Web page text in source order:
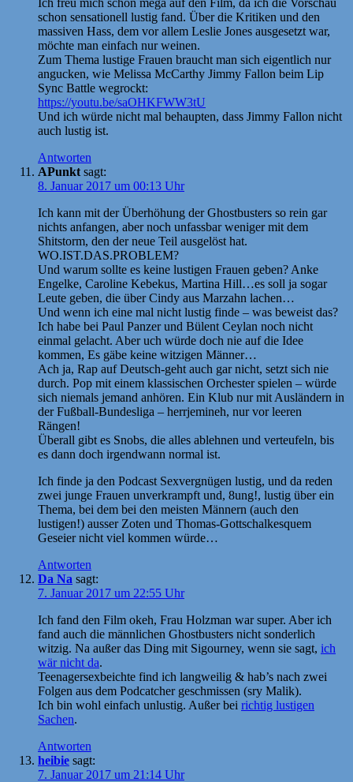
schon sensationell lustig fand. Über die Kritiken und den
massiven Hass, dem vor allem Leslie Jones ausgesetzt war,
möchte man einfach nur weinen.
Zum Thema lustige Frauen braucht man sich eigentlich nur
angucken, wie Melissa McCarthy Jimmy Fallon beim Lip
Sync Battle wegrockt:
https://youtu.be/saOHKFWW3tU
Und ich würde nicht mal behaupten, dass Jimmy Fallon nicht
auch lustig ist.
Antworten
APunkt sagt:
8. Januar 2017 um 00:13 Uhr
Ich kann mit der Überhöhung der Ghostbusters so rein gar
nichts anfangen, aber noch unfassbar weniger mit dem
Shitstorm, den der neue Teil ausgelöst hat.
WO.IST.DAS.PROBLEM?
Und warum sollte es keine lustigen Frauen geben? Anke
Engelke, Caroline Kebekus, Martina Hill…es soll ja sogar
Leute geben, die über Cindy aus Marzahn lachen…
Und wenn ich eine mal nicht lustig finde – was beweist das?
Ich habe bei Paul Panzer und Bülent Ceylan noch nicht
einmal gelacht. Aber uch würde doch nie auf die Idee
kommen, Es gäbe keine witzigen Männer…
Ach ja, Rap auf Deutsch-geht auch gar nicht, setzt sich nie
durch. Pop mit einem klassischen Orchester spielen – würde
sich niemals jemand anhören. Ein Klub nur mit Ausländern in
der Fußball-Bundesliga – herrjemineh, nur vor leeren
Rängen!
Überall gibt es Snobs, die alles ablehnen und verteufeln, bis
es dann doch irgendwann normal ist.
Ich finde ja den Podcast Sexvergnügen lustig, und da reden
zwei junge Frauen unverkrampft und, 8ung!, lustig über ein
Thema, bei dem bei den meisten Männern (auch den
lustigen!) ausser Zoten und Thomas-Gottschalkesquem
Geseier nicht viel kommen würde…
Antworten
Da Na sagt:
7. Januar 2017 um 22:55 Uhr
Ich fand den Film okeh, Frau Holzman war super. Aber ich
fand auch die männlichen Ghostbusters nicht sonderlich
witzig. Na außer das Ding mit Sigourney, wenn sie sagt, ich
wär nicht da.
Teenagersexbeichte find ich langweilig & hab’s nach zwei
Folgen aus dem Podcatcher geschmissen (sry Malik).
Ich bin wohl einfach unlustig. Außer bei richtig lustigen
Sachen.
Antworten
heibie sagt:
7. Januar 2017 um 21:14 Uhr